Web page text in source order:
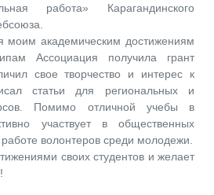
работа» Карагандинского
моим академическим достижениям
Ассоциация получила грант
свое творчество и интерес к
статьи для региональных и
Помимо отличной учебы в
участвует в общественных
волонтеров среди молодежи.
своих студентов и желает